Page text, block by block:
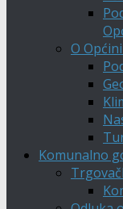
O
Komunalno